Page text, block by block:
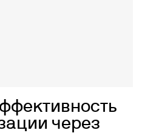
через